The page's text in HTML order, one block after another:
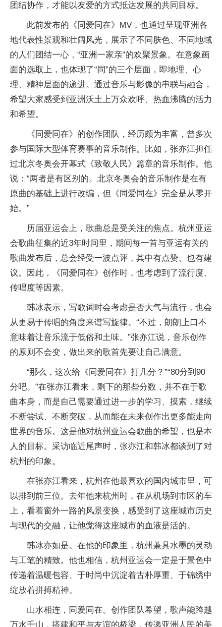
团结协作，才能以友爱的方式抵达发展的共同目标。
此前发布的《同爱同在》MV，也通过呈现亚洲各
地代表性景观和壮阔风光，展示了不同肤色、不同地域
的人们团结一心，“亚洲一家亲”的欢聚景象。在意象画
面的选取上，也体现了“同”的三个层面，即地理、心
理、精神层面的递进。通过音乐与影像的串联与融合，
希望大家感受到亚洲沃土上万众欢呼、热血沸腾的活力
和希望。
《同爱同在》的创作团队，经历颇为丰富，曾多次
参与国际大型体育赛事的音乐制作。比如，张亦江担任
过北京冬奥会开幕式《致敬人民》篇章的音乐制作。他
说：“两者是有区别的。北京冬奥会的音乐制作是在有
原曲的基础上进行改编，但《同爱同在》完全是从零开
始。”
历届亚运会上，歌曲总是受关注的焦点。杭州亚运
会歌曲征集的近3年时间里，期间每一首与亚运有关的
歌曲发布后，总会经受一波点评，其中有点赞、也有建
议。因此，《同爱同在》创作时，也考虑到了流行度、
传唱度等因素。
韩冰表示，写歌词时会考虑是否大气与流行，也会
从更易于传唱的角度来谱写旋律。“不过，朗朗上口不
意味着让音乐流于低俗和土味。”张亦江说，音乐创作
的原则不会变，做出来的歌首先要让自己满意。
“那么，这次给《同爱同在》打几分？”“80分到90
分吧。”在张亦江看来，剩下的那些分数，并不在于歌
曲本身，而是自己需要通过进一步的学习、摸索，继续
不断尝试、不断突破，从而能在未来创作出更多能走向
世界的音乐。这是他对杭州亚运会歌曲的希望，也是本
人的目标。采访临近尾声时，张亦江和韩冰都谈到了对
杭州的印象。
在张亦江看来，杭州在他最喜欢的国内城市里，可
以排到前三位。去年他来杭州时，在从机场到市区的车
上，看着窗外一路的风景变换，感受到了这座城市历史
与现代的交融，让他觉得这座城市的血液是活的。
韩冰亦如是。在他的印象里，杭州兼具水墨的灵动
与工笔的精致。他也相信，杭州亚运会一定是于景色中
传递着温暖包容、于时尚中沉淀着古朴厚重、于锦绣中
绽放着拼搏精神。
山水相连，同爱同在。创作团队希望，歌声能跨越
万水千山，搭建和平与友谊的桥梁，传递亚洲人民的美